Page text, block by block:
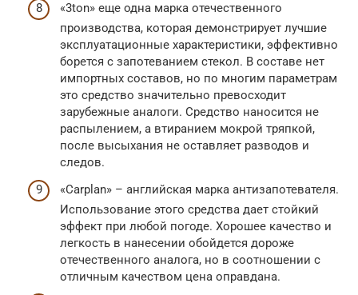
«3ton» еще одна марка отечественного
производства, которая демонстрирует лучшие
эксплуатационные характеристики, эффективно
борется с запотеванием стекол. В составе нет
импортных составов, но по многим параметрам
это средство значительно превосходит
зарубежные аналоги. Средство наносится не
распылением, а втиранием мокрой тряпкой,
после высыхания не оставляет разводов и
следов.
«Carplan» – английская марка антизапотевателя.
Использование этого средства дает стойкий
эффект при любой погоде. Хорошее качество и
легкость в нанесении обойдется дороже
отечественного аналога, но в соотношении с
отличным качеством цена оправдана.